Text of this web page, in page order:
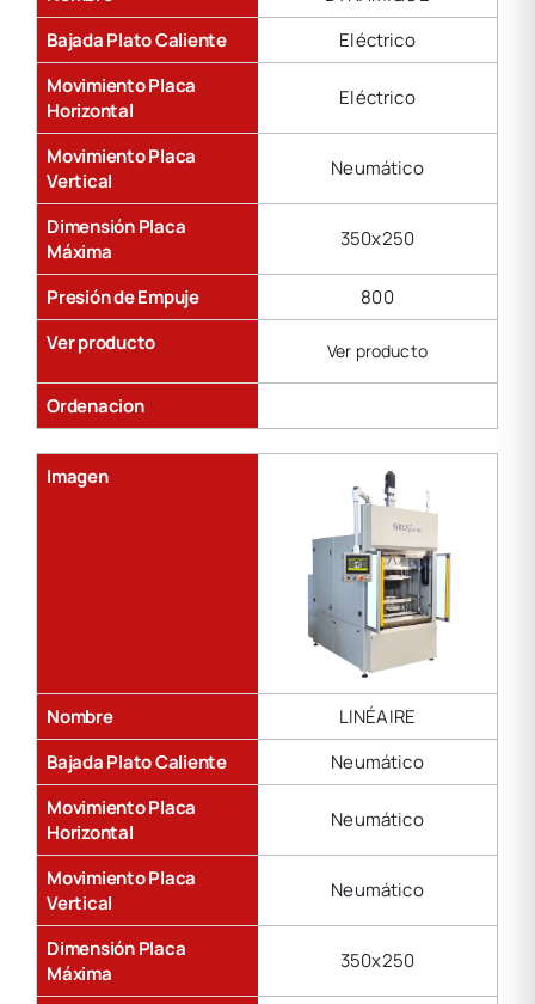
Bajada Plato Caliente
Eléctrico
Movimiento Placa
Horizontal
Eléctrico
Movimiento Placa
Vertical
Neumático
Dimensión Placa
Máxima
350x250
Presión de Empuje
800
Ver producto
Ver producto
Ordenacion
Imagen
Nombre
LINÉAIRE
Bajada Plato Caliente
Neumático
Movimiento Placa
Horizontal
Neumático
Movimiento Placa
Vertical
Neumático
Dimensión Placa
Máxima
350x250